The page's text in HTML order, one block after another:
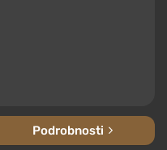
Podrobnosti